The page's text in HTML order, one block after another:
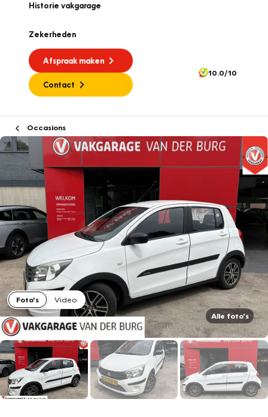
Historie vakgarage
Zekerheden
Afspraak maken
Contact
10.0/10
Occasions
Foto's
Video
Alle foto's